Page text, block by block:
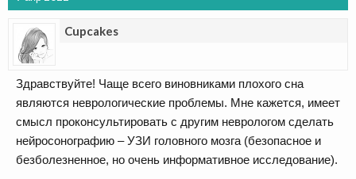
Cupcakes
Здравствуйте! Чаще всего виновниками плохого сна
являются неврологические проблемы. Мне кажется, имеет
смысл проконсультировать с другим неврологом сделать
нейросонографию – УЗИ головного мозга (безопасное и
безболезненное, но очень информативное исследование).